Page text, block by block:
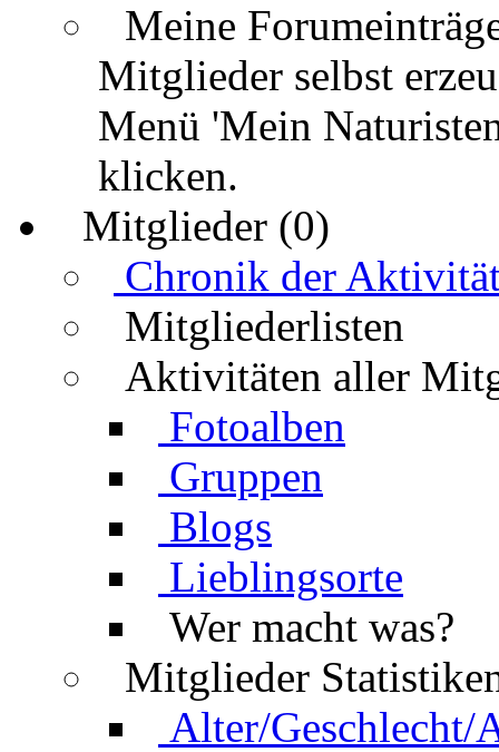
Meine
Mitglieder selbst
Menü 'Mein
klicken.
Mitglieder (0)
Chronik der
Mitgliederlisten
Aktivitäten aller
Fotoalben
Gruppen
Blogs
Lieblingsorte
Wer macht was?
Mitglieder
Alter/Geschlecht/